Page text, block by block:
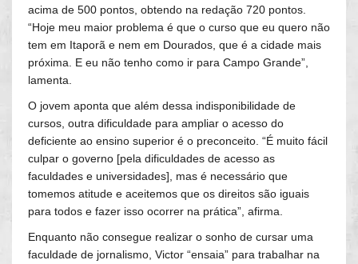
acima de 500 pontos, obtendo na redação 720 pontos.
“Hoje meu maior problema é que o curso que eu quero não
tem em Itaporã e nem em Dourados, que é a cidade mais
próxima. E eu não tenho como ir para Campo Grande”,
lamenta.
O jovem aponta que além dessa indisponibilidade de
cursos, outra dificuldade para ampliar o acesso do
deficiente ao ensino superior é o preconceito. “É muito fácil
culpar o governo [pela dificuldades de acesso as
faculdades e universidades], mas é necessário que
tomemos atitude e aceitemos que os direitos são iguais
para todos e fazer isso ocorrer na prática”, afirma.
Enquanto não consegue realizar o sonho de cursar uma
faculdade de jornalismo, Victor “ensaia” para trabalhar na